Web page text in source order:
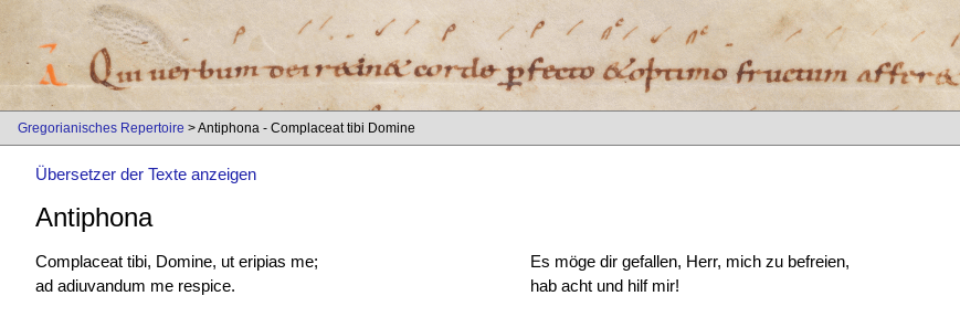
Gregorianisches Repertoire > Antiphona - Complaceat tibi Domine
Übersetzer der Texte anzeigen
Antiphona
Complaceat tibi, Domine, ut eripias me;
ad adiuvandum me respice.
Es möge dir gefallen, Herr, mich zu befreien,
hab acht und hilf mir!